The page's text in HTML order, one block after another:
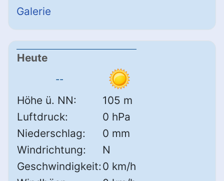
Galerie
Heute
--
Höhe ü. NN:
105 m
Luftdruck:
0 hPa
Niederschlag:
0 mm
Windrichtung:
N
Geschwindigkeit: 0 km/h